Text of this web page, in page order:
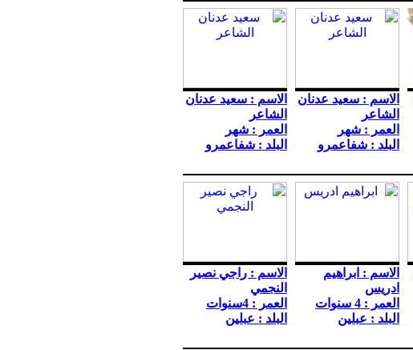
الاسم : سعيد عدنان
الشاعر
العمر : شهر
البلد : شفاعمرو
الاسم : سعيد عدنان
الشاعر
العمر : شهر
البلد : شفاعمرو
الاسم : ابراهيم
ادريس
العمر : 4 سنوات
البلد : عبلين
الاسم : راجي نصير
النجمي
العمر : 4سنوات
البلد : عبلين